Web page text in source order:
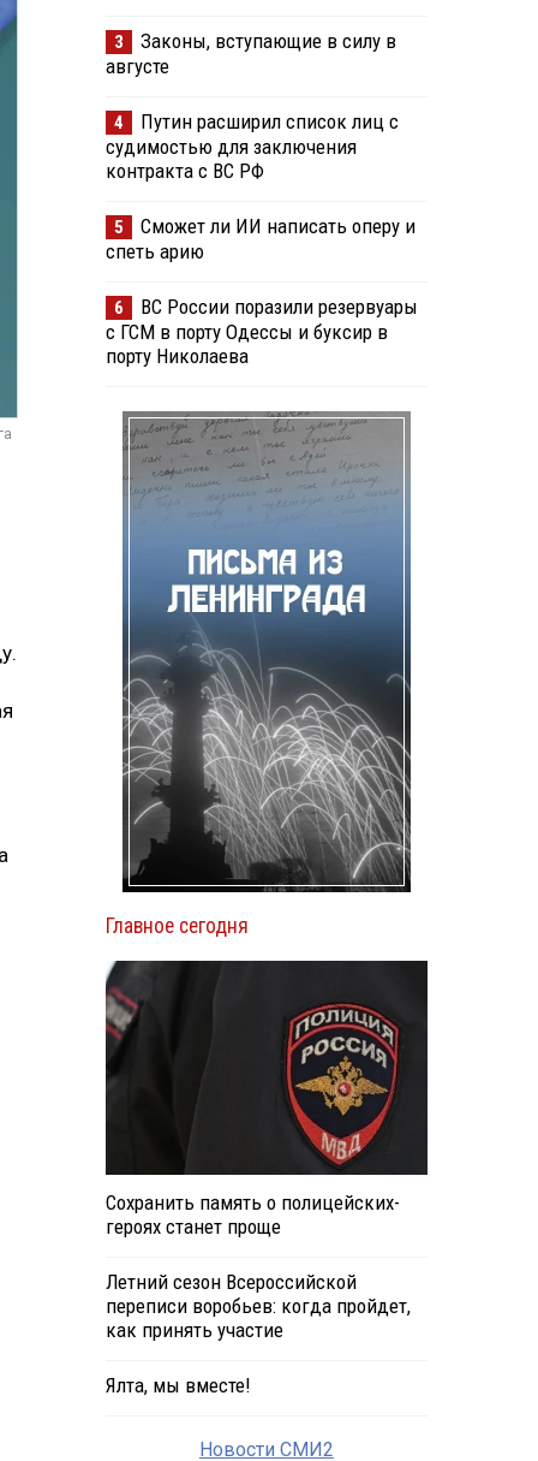
3
Законы, вступающие в силу в
августе
4
Путин расширил список лиц с
судимостью для заключения
контракта с ВС РФ
5
Сможет ли ИИ написать оперу и
спеть арию
6
ВС России поразили резервуары
с ГСМ в порту Одессы и буксир в
порту Николаева
Главное сегодня
Сохранить память о полицейских-
героях станет проще
Летний сезон Всероссийской
переписи воробьев: когда пройдет,
как принять участие
Ялта, мы вместе!
Новости СМИ2